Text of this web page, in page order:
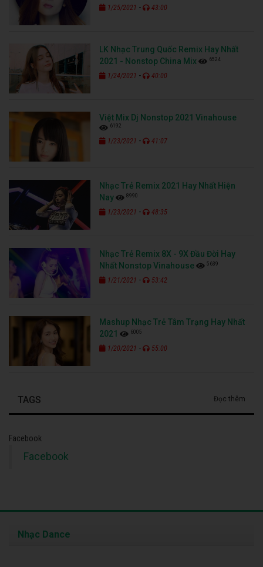
1/25/2021 - 43:00
LK Nhạc Trung Quốc Remix Hay Nhất
2021 - Nonstop China Mix
6524
1/24/2021 - 40:00
Việt Mix Dj Nonstop 2021 Vinahouse
6192
1/23/2021 - 41:07
Nhạc Trẻ Remix 2021 Hay Nhất Hiện
Nay
8990
1/23/2021 - 48:35
Nhạc Trẻ Remix 8X - 9X Đầu Đời Hay
Nhất Nonstop Vinahouse
5639
1/21/2021 - 53:42
Mashup Nhạc Trẻ Tâm Trạng Hay Nhất
2021
6005
1/20/2021 - 55:00
TAGS Đọc thêm
Facebook
Facebook
Nhạc Dance